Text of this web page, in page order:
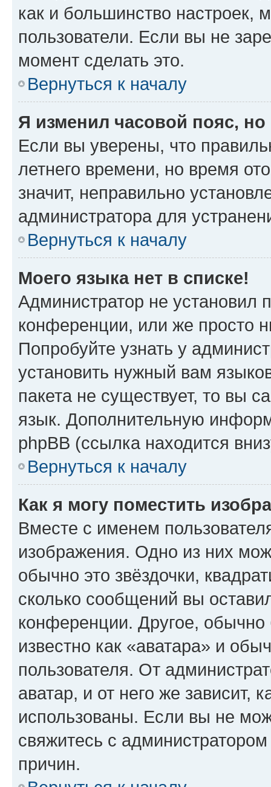
как и большинство настроек,
пользователи. Если вы не
момент сделать это.
Вернуться к началу
Я изменил часовой пояс,
Если вы уверены, что
летнего времени, но время
значит, неправильно
администратора для
Вернуться к началу
Моего языка нет в списке!
Администратор не установил
конференции, или же просто
Попробуйте узнать у
установить нужный вам
пакета не существует, то вы
язык. Дополнительную
phpBB (ссылка находится
Вернуться к началу
Как я могу поместить
Вместе с именем
изображения. Одно из них
обычно это звёздочки,
сколько сообщений вы
конференции. Другое,
известно как «аватара» и
пользователя. От
аватар, и от него же зависит,
использованы. Если вы не
свяжитесь с
причин.